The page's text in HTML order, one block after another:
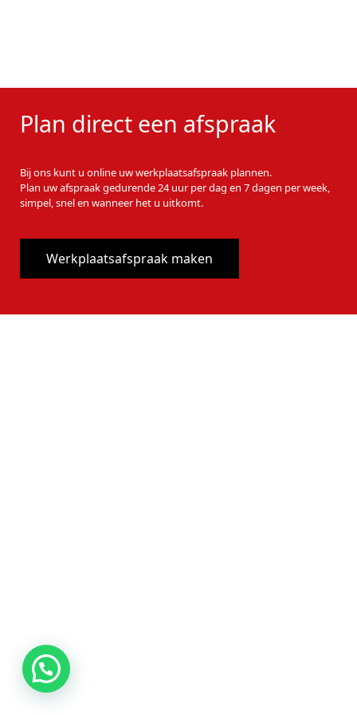
Plan direct een afspraak
Bij ons kunt u online uw werkplaatsafspraak plannen.
Plan uw afspraak gedurende 24 uur per dag en 7 dagen per week,
simpel, snel en wanneer het u uitkomt.
Werkplaatsafspraak maken